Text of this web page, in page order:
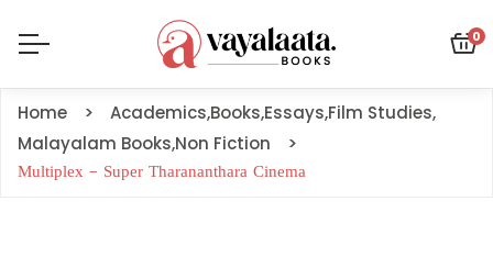
0
Home Academics,Books,Essays,Film Studies,
Malayalam Books,Non Fiction
Multiplex – Super Tharananthara Cinema